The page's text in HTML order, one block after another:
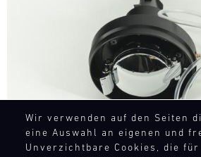
Wir verwenden auf den Seiten
eine Auswahl an eigenen und
Unverzichtbare Cookies, die für